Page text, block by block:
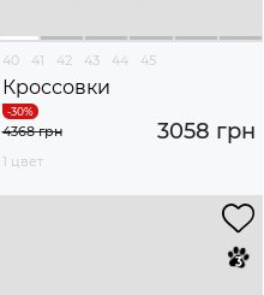
40 41 42 43 44 45
Кроссовки
3058 грн
4368 грн
1 цвет